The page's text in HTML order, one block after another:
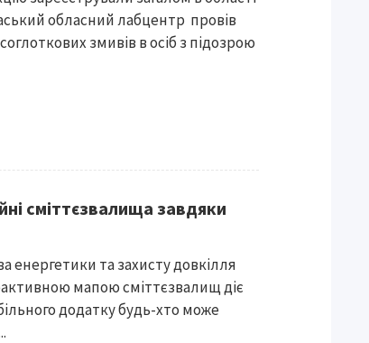
обласний лабцентр провів
змивів в осіб з підозрою
сміттєзвалища завдяки
енергетики та захисту довкілля
мапою сміттєзвалищ діє
додатку будь-хто може